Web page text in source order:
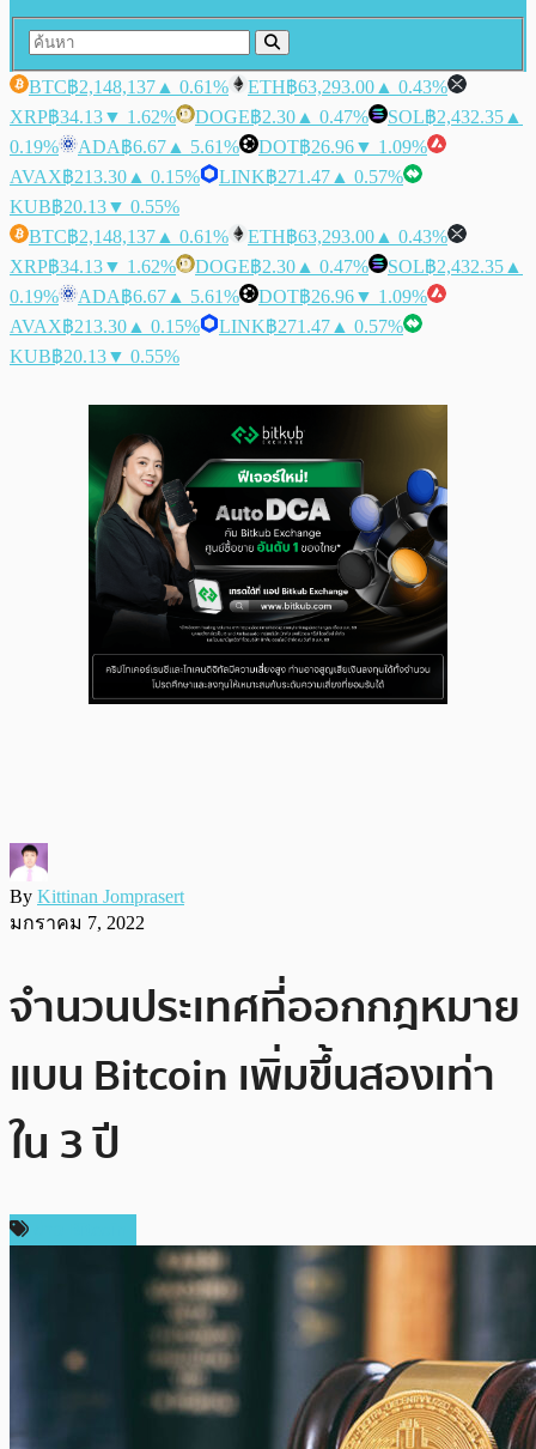
BTC฿2,148,137 ▲ 0.61% ETH฿63,293.00 ▲ 0.43%
XRP฿34.13▼ 1.62% DOGE฿2.30 ▲ 0.47% SOL฿2,432.35 ▲
0.19%
ADA฿6.67 ▲ 5.61% DOT฿26.96▼ 1.09%
AVAX฿213.30 ▲ 0.15% LINK฿271.47 ▲ 0.57%
KUB฿20.13▼ 0.55%
BTC฿2,148,137 ▲ 0.61% ETH฿63,293.00 ▲ 0.43%
XRP฿34.13▼ 1.62% DOGE฿2.30 ▲ 0.47% SOL฿2,432.35 ▲
0.19%
ADA฿6.67 ▲ 5.61% DOT฿26.96▼ 1.09%
AVAX฿213.30 ▲ 0.15% LINK฿271.47 ▲ 0.57%
KUB฿20.13▼ 0.55%
By Kittinan Jomprasert
มกราคม 7, 2022
จำนวนประเทศที่ออกกฎหมาย
แบน Bitcoin เพิ่มขึ้นสองเท่า
ใน 3 ปี